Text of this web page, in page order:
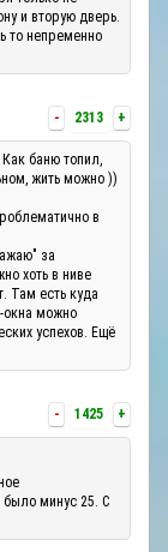
и вторую дверь.
то непременно
- 2313 +
баню топил,
жить можно ))
в
за
хоть в ниве
Там есть куда
окна можно
успехов. Ещё
- 1425 +
минус 25. С